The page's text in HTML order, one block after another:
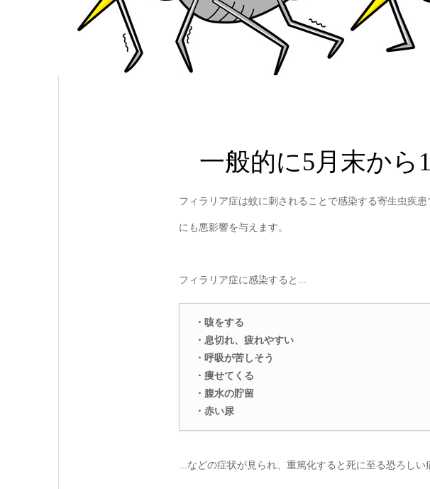
一般的に5月末から
フィラリア症は蚊に刺されることで感染する寄生虫疾
にも悪影響を与えます。
フィラリア症に感染すると...
・咳をする
・息切れ、疲れやすい
・呼吸が苦しそう
・痩せてくる
・腹水の貯留
・赤い尿
...などの症状が見られ、重篤化すると死に至る恐ろしい